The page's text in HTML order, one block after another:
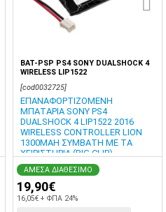
BAT-PSP PS4 SONY DUALSHOCK 4
WIRELESS LIP1522
[cod0032725]
ΕΠΑΝΑΦΟΡΤΙΖΟΜΕΝΗ
ΜΠΑΤΑΡΙΑ SONY PS4
DUALSHOCK 4 LIP1522 2016
WIRELESS CONTROLLER LION
1300MAH ΣΥΜΒΑΤΗ ΜΕ ΤΑ
ΧΕΙΡΙΣΤΗΡΙΑ (BIG CLIP)
ΑΜΕΣΑ ΔΙΑΘΕΣΙΜΟ
19,90€
16,05€ + ΦΠΑ 24%